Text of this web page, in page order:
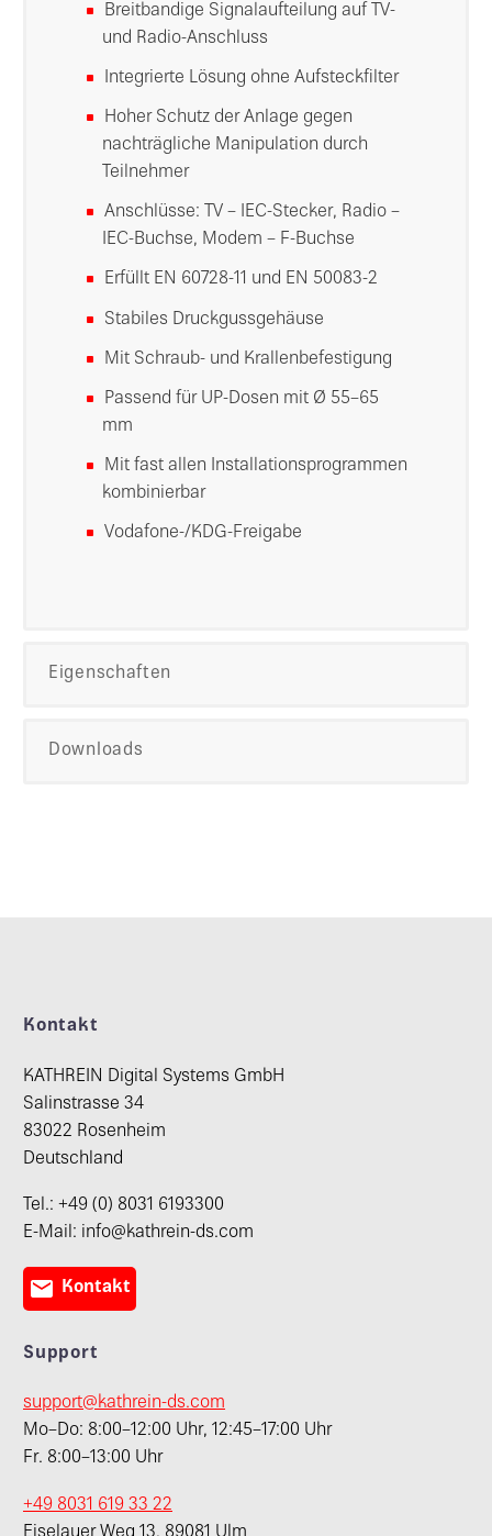
Breitbandige Signalaufteilung auf TV-
und Radio-Anschluss
Integrierte Lösung ohne Aufsteckfilter
Hoher Schutz der Anlage gegen
nachträgliche Manipulation durch
Teilnehmer
Anschlüsse: TV – IEC-Stecker, Radio –
IEC-Buchse, Modem – F-Buchse
Erfüllt EN 60728-11 und EN 50083-2
Stabiles Druckgussgehäuse
Mit Schraub- und Krallenbefestigung
Passend für UP-Dosen mit Ø 55–65
mm
Mit fast allen Installationsprogrammen
kombinierbar
Vodafone-/KDG-Freigabe
Eigenschaften
Downloads
Kontakt
KATHREIN Digital Systems GmbH
Salinstrasse 34
83022 Rosenheim
Deutschland
Tel.: +49 (0) 8031 6193300
E-Mail: info@kathrein-ds.com
 Kontakt
Support
support@kathrein-ds.com
Mo–Do: 8:00–12:00 Uhr, 12:45–17:00 Uhr
Fr. 8:00–13:00 Uhr
+49 8031 619 33 22